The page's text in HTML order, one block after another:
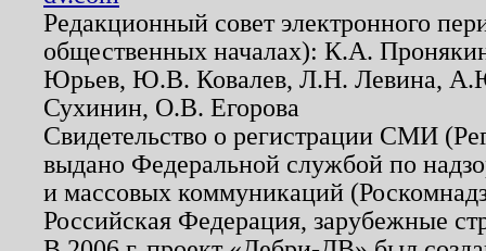
Редакционный совет электронного
общественных началах): К.А.
Юрьев, Ю.В. Ковалев, Л.Н. Левина,
Сухинин, О.В. Егорова
Свидетельство о регистрации СМИ
выдано Федеральной службой по
и массовых коммуникаций
Российская Федерация, зарубежные